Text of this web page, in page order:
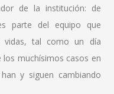
de la institución: de
parte del equipo que
vidas, tal como un día
los muchísimos casos en
y siguen cambiando